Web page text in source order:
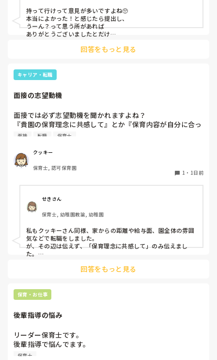
持って行けって意見が多いですよね🥺
本当によかった！と感じたら提出し、
うーん？って思う所があれば
ありがとうございましたとだけ
回答をもっと見る
キャリア・転職
面接の志望動機
面接では必ず志望動機を聞かれますよね？
『貴園の保育理念に共感して』とか『保育内容が自分に合っ
てると思いました』等々が多いかと思いますが、実際はどう
私自身、園の雰囲気とか園の規模、保育内容は勘案しますが
正直なところ、家から通いやすいか、給与はどうか…という
ところに重きを置いています
皆さんは、志望動機をどのように答えていますか？また、本
音はどうですか？
面接 転職 保育士
クッキー
保育士, 認可保育園
1 ・ 1日前
せきさん
保育士, 幼稚園教諭, 幼稚園
私もクッキーさん同様、家からの距離や給与面、園全体の雰囲
気などで転職をしました。
が、その辺は伝えず、「保育理念に共感して」のみ伝えまし
た。
回答をもっと見る
保育・お仕事
後輩指導の悩み
リーダー保育士です。
後輩指導で悩んでます。
初めて年長を持つ後輩がいますが
保育士